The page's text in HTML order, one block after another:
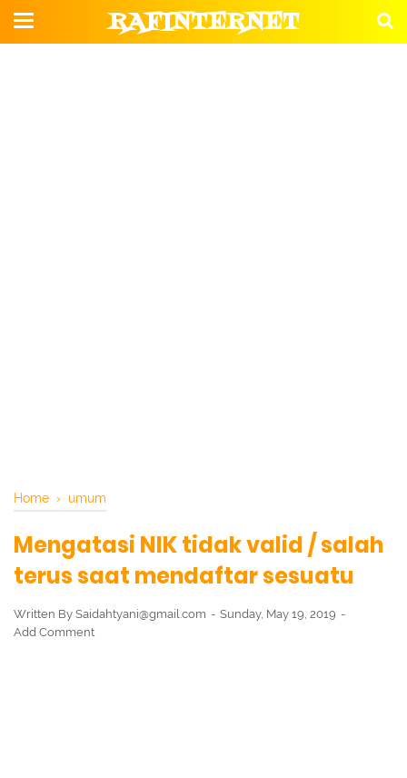
RAFINTERNET
Home › umum
Mengatasi NIK tidak valid / salah
terus saat mendaftar sesuatu
Written By Saidahtyani@gmail.com
Sunday, May 19, 2019
Add Comment